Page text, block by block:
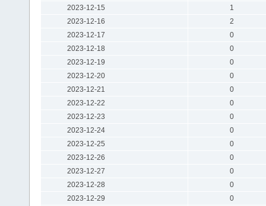
2023-12-15
1
2023-12-16
2
2023-12-17
0
2023-12-18
0
2023-12-19
0
2023-12-20
0
2023-12-21
0
2023-12-22
0
2023-12-23
0
2023-12-24
0
2023-12-25
0
2023-12-26
0
2023-12-27
0
2023-12-28
0
2023-12-29
0